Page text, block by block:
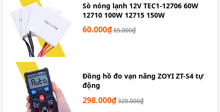
Sò nóng lạnh 12V TEC1-12706 60W
12710 100W 12715 150W
60.000₫65.000₫
Đồng hồ đo vạn năng ZOYI ZT-S4 tự
động
298.000₫320.000₫